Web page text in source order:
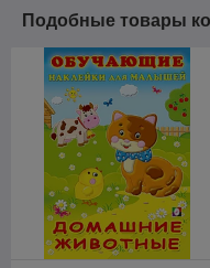
Подобные товары